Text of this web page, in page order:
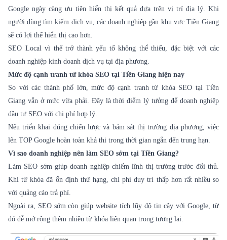
Google ngày càng ưu tiên hiển thị kết quả dựa trên vị trí địa lý. Khi
người dùng tìm kiếm dịch vụ, các doanh nghiệp gần khu vực Tiền Giang
sẽ có lợi thế hiển thị cao hơn.
SEO Local vì thế trở thành yếu tố không thể thiếu, đặc biệt với các
doanh nghiệp kinh doanh dịch vụ tại địa phương.
Mức độ cạnh tranh từ khóa SEO tại Tiền Giang hiện nay
So với các thành phố lớn, mức độ cạnh tranh từ khóa SEO tại Tiền
Giang vẫn ở mức vừa phải. Đây là thời điểm lý tưởng để doanh nghiệp
đầu tư SEO với chi phí hợp lý.
Nếu triển khai đúng chiến lược và bám sát thị trường địa phương, việc
lên TOP Google hoàn toàn khả thi trong thời gian ngắn đến trung hạn.
Vì sao doanh nghiệp nên làm SEO sớm tại Tiền Giang?
Làm SEO sớm giúp doanh nghiệp chiếm lĩnh thị trường trước đối thủ.
Khi từ khóa đã ổn định thứ hạng, chi phí duy trì thấp hơn rất nhiều so
với quảng cáo trả phí.
Ngoài ra, SEO sớm còn giúp website tích lũy độ tin cậy với Google, từ
đó dễ mở rộng thêm nhiều từ khóa liên quan trong tương lai.